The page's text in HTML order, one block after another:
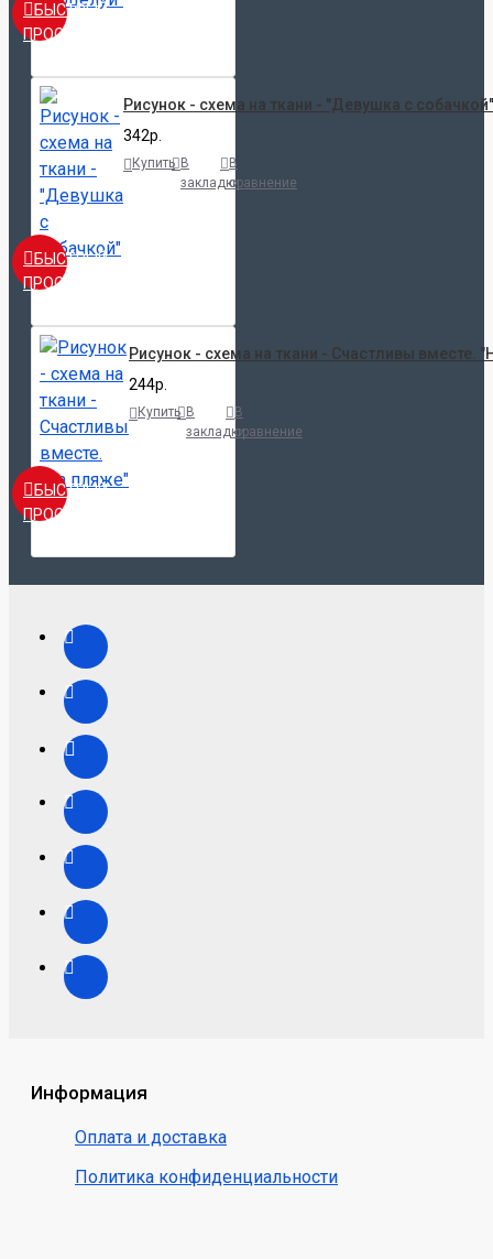
БЫСТРЫЙ
ПРОСМОТР
БЫСТРЫЙ
ПРОСМОТР
Рисунок - схема на ткани - "Девушка с собачкой"
342р.
Купить В
закладки
В
сравнение
БЫСТРЫЙ
ПРОСМОТР
Рисунок - схема на ткани - Счастливы вместе.
244р.
Купить В
закладки
В
сравнение
Информация
Оплата и доставка
Политика конфиденциальности